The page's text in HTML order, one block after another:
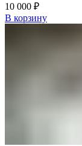
10 000 ₽
В корзину